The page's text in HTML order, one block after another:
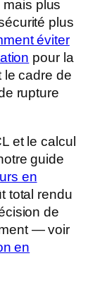
plus
plus
éviter
pour la
le cadre de
rupture
et le calcul
guide
en
total rendu
de
— voir
en